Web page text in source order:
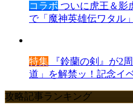
コラボ ついに虎王＆影
で「魔神英雄伝ワタル
特集 『鈴蘭の剣』が2
道」を解禁ッ！記念イ
攻略記事ランキング